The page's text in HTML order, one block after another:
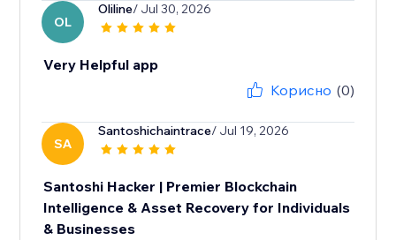
OL
Oliline/ Jul 30, 2026
Very Helpful app
Корисно (0)
SA
Santoshichaintrace/ Jul 19, 2026
Santoshi Hacker | Premier Blockchain
Intelligence & Asset Recovery for Individuals
& Businesses